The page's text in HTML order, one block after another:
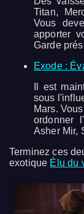
Titan,
Vous
apporter
Garde
Exode :
Il est
sous
Mars.
ordonner
Asher Mir,
Terminez ces
exotique Élu du